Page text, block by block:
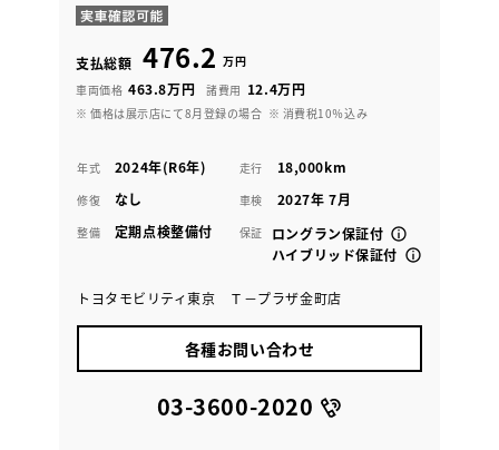
支払総額 476.2 万円
車両価格 463.8万円 諸費用 12.4万円
※ 価格は展示店にて8月登録の場合 ※ 消費税10％込み
年式 2024年(R6年) 走行 18,000km
修復 なし 車検 2027年 7月
整備 定期点検整備付 保証
ロングラン保証付
ハイブリッド保証付
トヨタモビリティ東京 Ｔ－プラザ金町店
各種お問い合わせ
03-3600-2020